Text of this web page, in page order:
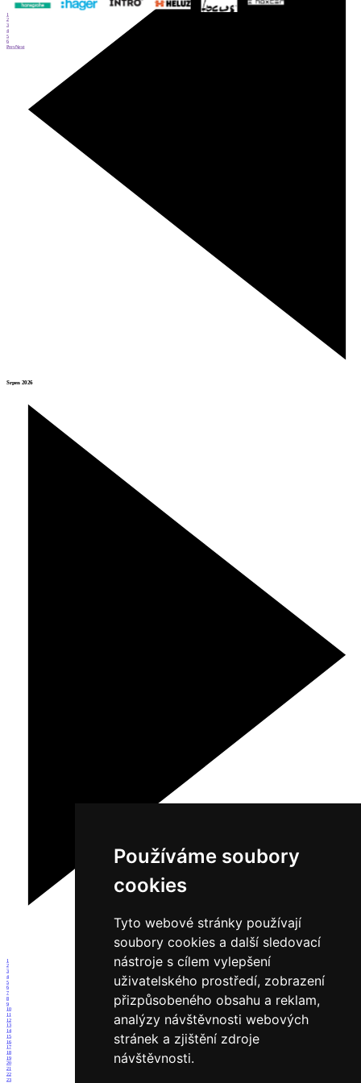
Používáme soubory
cookies
Tyto webové stránky používají
soubory cookies a další sledovací
nástroje s cílem vylepšení
uživatelského prostředí, zobrazení
přizpůsobeného obsahu a reklam,
analýzy návštěvnosti webových
stránek a zjištění zdroje
návštěvnosti.
Srpen 2026
1
2
3
4
5
6
7
8
9
10
11
12
13
14
15
16
17
18
19
20
21
22
23
1
2
3
4
5
6
PrevNext